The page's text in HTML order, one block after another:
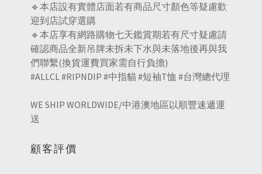
🔹本店設有實體店面若有商品尺寸顏色等疑慮歡
迎到店試穿選購
🔹本店享有網路購物七天鑑賞期若有尺寸疑慮請
確認商品全新吊牌未拆未下水與未落地後再與我
們聯繫(換貨運費買家需自行負擔)
#ALLCL #RIPNDIP #中指貓 #短袖T恤 #台灣總代理
WE SHIP WORLDWIDE/中港澳地區以順豐速遞運
送
顧客評價